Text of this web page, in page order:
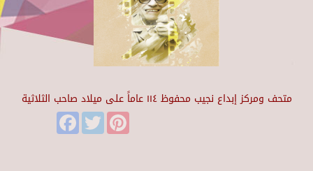
متحف ومركز إبداع نجيب محفوظ ١١٤ عاماً على ميلاد صاحب الثلاثية
FacebookTwitter